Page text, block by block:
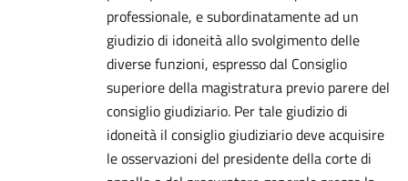
professionale, e subordinatamente ad un
giudizio di idoneità allo svolgimento delle
diverse funzioni, espresso dal Consiglio
superiore della magistratura previo parere del
consiglio giudiziario. Per tale giudizio di
idoneità il consiglio giudiziario deve acquisire
le osservazioni del presidente della corte di